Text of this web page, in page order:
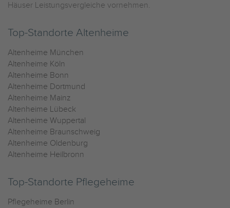
Häuser Leistungsvergleiche vornehmen.
Top-Standorte Altenheime
Altenheime München
Altenheime Köln
Altenheime Bonn
Altenheime Dortmund
Altenheime Mainz
Altenheime Lübeck
Altenheime Wuppertal
Altenheime Braunschweig
Altenheime Oldenburg
Altenheime Heilbronn
Top-Standorte Pflegeheime
Pflegeheime Berlin